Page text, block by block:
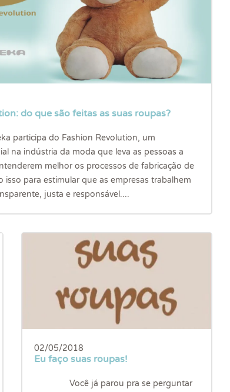
do que são feitas as suas roupas?
participa do Fashion Revolution, um
na indústria da moda que leva as pessoas a
melhor os processos de fabricação de
isso para estimular que as empresas trabalhem
justa e responsável....
02/05/2018
Eu faço suas roupas!
Você já parou pra se perguntar